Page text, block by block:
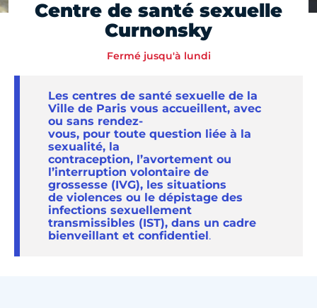
Centre de santé sexuelle
Curnonsky
Fermé jusqu'à lundi
Les centres de santé sexuelle de la
Ville de Paris vous accueillent, avec
ou sans rendez-
vous, pour toute question liée à la
sexualité, la
contraception, l’avortement ou
l’interruption volontaire de
grossesse (IVG), les situations
de violences ou le dépistage des
infections sexuellement
transmissibles (IST), dans un cadre
bienveillant et confidentiel.